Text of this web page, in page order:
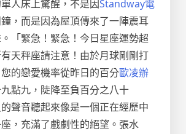
人床上驚醒，不是因Standway電
，而是因為屋頂傳來了一陣震耳
「緊急！緊急！今日星座運勢超
天秤座請注意！由於月球剛剛打
的戀愛機率從昨日的百分歐凌辦
點九，陡降至負百分之八十
聲音聽起來像是一個正在經歷中
，充滿了戲劇性的絕望。張水